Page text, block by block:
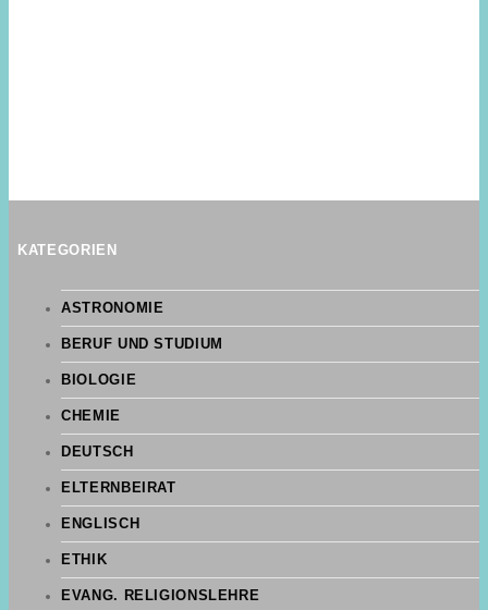
KATEGORIEN
ASTRONOMIE
BERUF UND STUDIUM
BIOLOGIE
CHEMIE
DEUTSCH
ELTERNBEIRAT
ENGLISCH
ETHIK
EVANG. RELIGIONSLEHRE